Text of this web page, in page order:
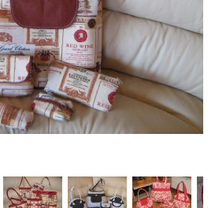
jk-laguna@seznam.cz